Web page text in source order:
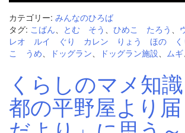
カテゴリー: みんなのひろば
タグ: こばん、 とむ そう 、 ひめこ たろう 、
レオ ルイ ぐり カレン りょう ほの
こ うめ、 ドッグラン、 ドッグラン施設、 ムギ、
くらしのマメ知
都の平野屋より